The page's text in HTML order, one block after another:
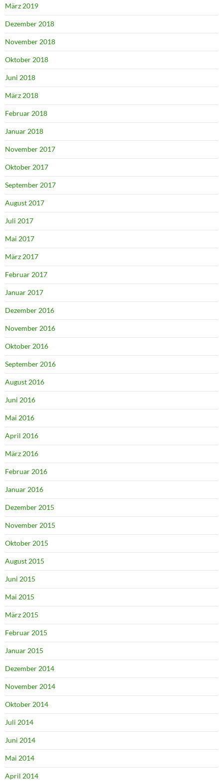
März 2019
Dezember 2018
November 2018
Oktober 2018
Juni 2018
März 2018
Februar 2018
Januar 2018
November 2017
Oktober 2017
September 2017
August 2017
Juli 2017
Mai 2017
März 2017
Februar 2017
Januar 2017
Dezember 2016
November 2016
Oktober 2016
September 2016
August 2016
Juni 2016
Mai 2016
April 2016
März 2016
Februar 2016
Januar 2016
Dezember 2015
November 2015
Oktober 2015
August 2015
Juni 2015
Mai 2015
März 2015
Februar 2015
Januar 2015
Dezember 2014
November 2014
Oktober 2014
Juli 2014
Juni 2014
Mai 2014
April 2014